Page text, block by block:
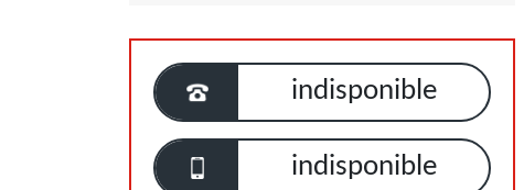
indisponible
indisponible